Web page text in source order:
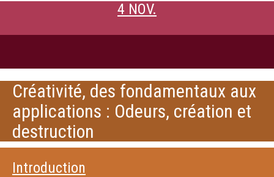
4 NOV.
Créativité, des fondamentaux aux
applications : Odeurs, création et
destruction
Introduction